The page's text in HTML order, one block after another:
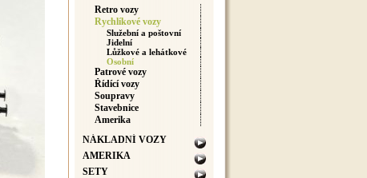
Retro vozy
Rychlíkové vozy
Služební a poštovní
Jidelní
Lůžkové a lehátkové
Osobní
Patrové vozy
Řídící vozy
Soupravy
Stavebnice
Amerika
NÁKLADNÍ VOZY
AMERIKA
SETY